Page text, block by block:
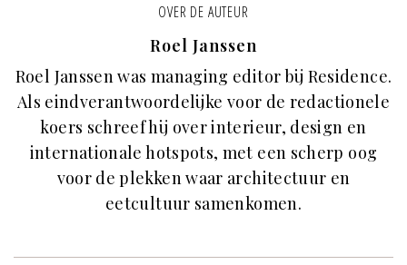
OVER DE AUTEUR
Roel Janssen
Roel Janssen was managing editor bij Residence.
Als eindverantwoordelijke voor de redactionele
koers schreef hij over interieur, design en
internationale hotspots, met een scherp oog
voor de plekken waar architectuur en
eetcultuur samenkomen.